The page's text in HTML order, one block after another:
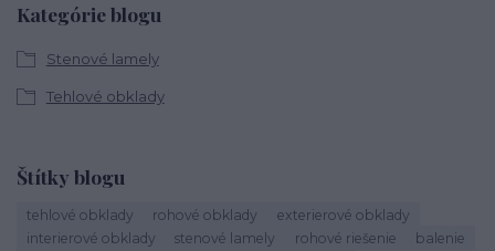
Kategórie blogu
Stenové lamely
Tehlové obklady
Štítky blogu
tehlové obklady rohové obklady
exterierové obklady
interierové obklady
stenové lamely rohové riešenie
balenie